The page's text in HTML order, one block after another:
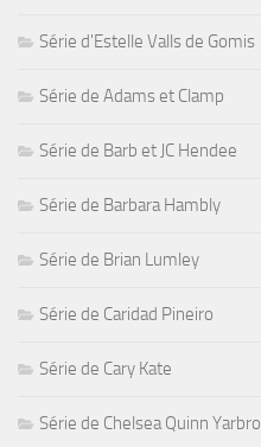
Série d'Estelle Valls de Gomis
Série de Adams et Clamp
Série de Barb et JC Hendee
Série de Barbara Hambly
Série de Brian Lumley
Série de Caridad Pineiro
Série de Cary Kate
Série de Chelsea Quinn Yarbro